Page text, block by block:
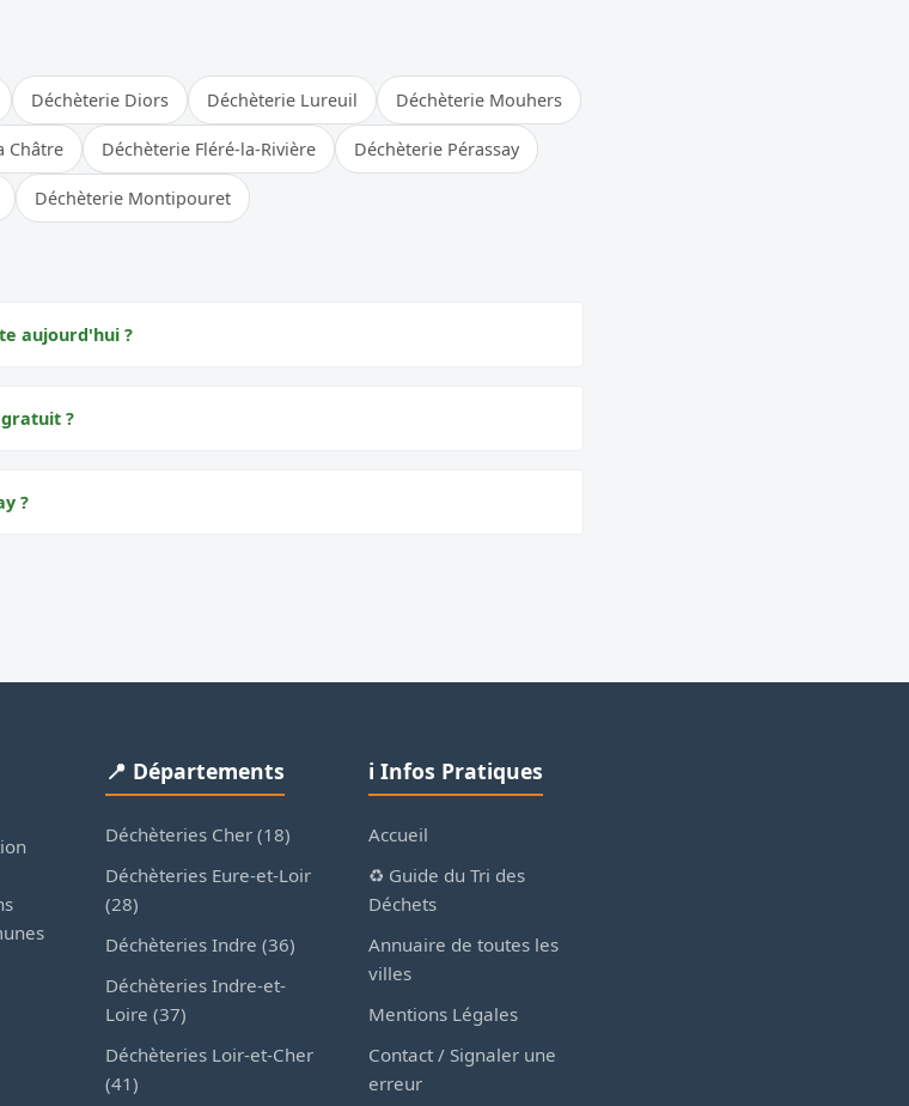
Déchèterie Diors Déchèterie Lureuil Déchèterie Mouhers
Châtre Déchèterie Fléré-la-Rivière Déchèterie Pérassay
Déchèterie Montipouret
aujourd'hui ?
?
?
📍 Départements
Déchèteries Cher (18)
Déchèteries Eure-et-Loir
(28)
Déchèteries Indre (36)
Déchèteries Indre-et-
Loire (37)
Déchèteries Loir-et-Cher
(41)
ℹ️ Infos Pratiques
Accueil
♻️ Guide du Tri des
Déchets
Annuaire de toutes les
villes
Mentions Légales
Contact / Signaler une
erreur